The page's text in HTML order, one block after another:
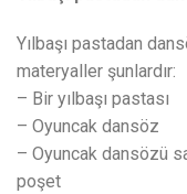
Yılbaşı pastadan
materyaller şunlardır:
– Bir yılbaşı pastası
– Oyuncak dansöz
– Oyuncak dansözü
poşet